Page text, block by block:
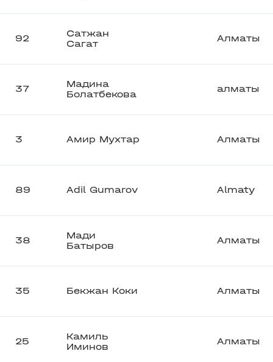
92
Сатжан
Сагат
Алматы
37
Мадина
Болатбекова
алматы
3 Амир Мухтар Алматы
89 Adil Gumarov Almaty
38
Мади
Батыров
Алматы
35 Бекжан Коки Алматы
25
Камиль
Иминов
Алматы